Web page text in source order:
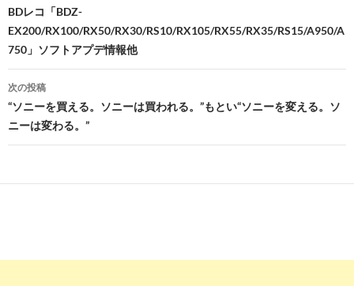
稿
ナ
ビ
ゲ
ー
シ
ョ
BDレコ「BDZ-
EX200/RX100/RX50/RX30/RS10/RX105/RX55/RX35/RS15/A950/A
750」ソフトアプデ情報他
次の投稿
“ソニーを買える。ソニーは買われる。”もとい“ソニーを変える。ソ
ニーは変わる。”